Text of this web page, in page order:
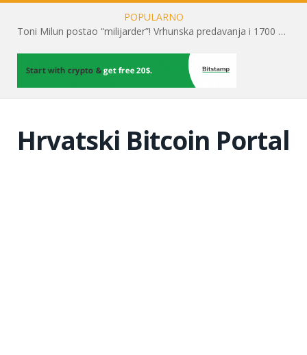
POPULARNO
Toni Milun postao “milijarder”! Vrhunska predavanja i 1700 posjetitelja obilježili su mjesec financijske pismenosti
Hrvatski Bitcoin Portal